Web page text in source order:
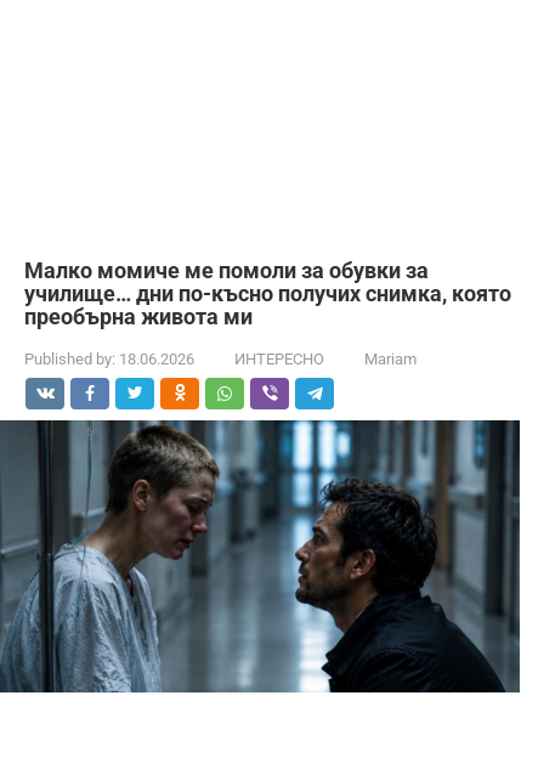
Малко момиче ме помоли за обувки за
училище… дни по-късно получих снимка, която
преобърна живота ми
Published by: 18.06.2026 ИНТЕРЕСНО Mariam